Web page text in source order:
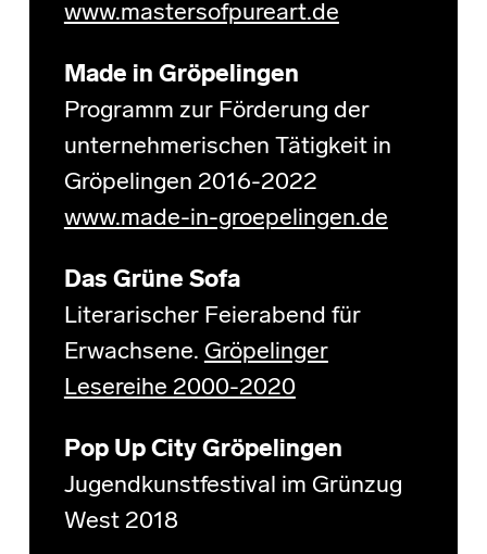
www.mastersofpureart.de
Made in Gröpelingen
Programm zur Förderung der
unternehmerischen Tätigkeit in
Gröpelingen 2016-2022
www.made-in-groepelingen.de
Das Grüne Sofa
Literarischer Feierabend für
Erwachsene. Gröpelinger
Lesereihe 2000-2020
Pop Up City Gröpelingen
Jugendkunstfestival im Grünzug
West 2018